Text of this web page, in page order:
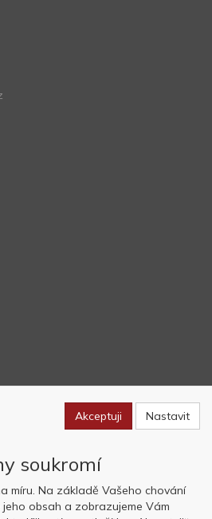
Akceptuji Nastavit
soukromí
míru. Na základě Vašeho chování
obsah a zobrazujeme Vám